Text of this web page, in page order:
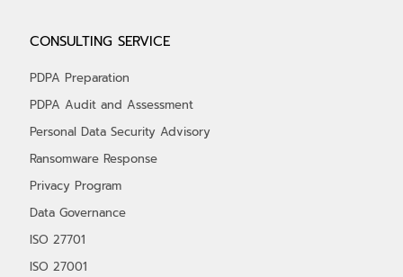
Industry Data Security Standard
CONSULTING SERVICE
PDPA Preparation
PDPA Audit and Assessment
Personal Data Security Advisory
Ransomware Response
Privacy Program
Data Governance
ISO 27701
ISO 27001